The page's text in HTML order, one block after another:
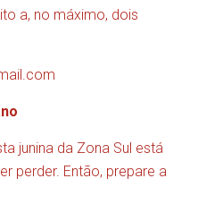
a, no máximo, dois
junina da Zona Sul está
perder. Então, prepare a